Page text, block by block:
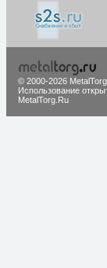
© 2000-2026
Использование
MetalTorg.Ru